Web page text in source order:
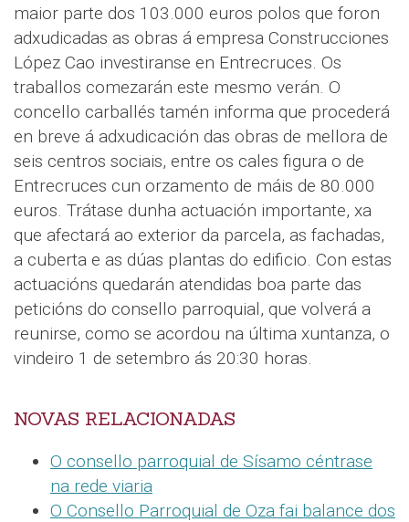
maior parte dos 103.000 euros polos que foron
adxudicadas as obras á empresa Construcciones
López Cao investiranse en Entrecruces. Os
traballos comezarán este mesmo verán. O
concello carballés tamén informa que procederá
en breve á adxudicación das obras de mellora de
seis centros sociais, entre os cales figura o de
Entrecruces cun orzamento de máis de 80.000
euros. Trátase dunha actuación importante, xa
que afectará ao exterior da parcela, as fachadas,
a cuberta e as dúas plantas do edificio. Con estas
actuacións quedarán atendidas boa parte das
peticións do consello parroquial, que volverá a
reunirse, como se acordou na última xuntanza, o
vindeiro 1 de setembro ás 20:30 horas.
NOVAS RELACIONADAS
O consello parroquial de Sísamo céntrase
na rede viaria
O Consello Parroquial de Oza fai balance dos